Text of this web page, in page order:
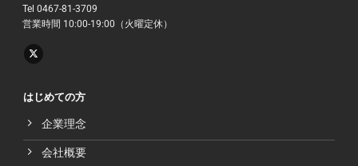
Tel 0467-81-3709
営業時間 10:00-19:00（火曜定休）
はじめての方
企業理念
会社概要